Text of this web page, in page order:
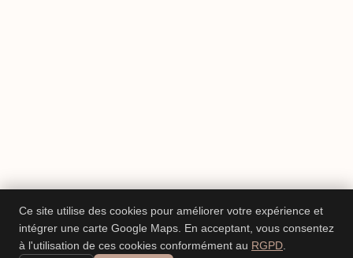
Ce site utilise des cookies pour améliorer votre expérience et
intégrer une carte Google Maps. En acceptant, vous consentez
à l'utilisation de ces cookies conformément au RGPD